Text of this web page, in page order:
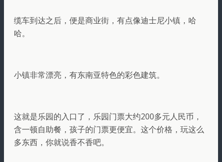
缆车到达之后，便是商业街，有点像迪士尼小镇，哈
哈。
小镇非常漂亮，有东南亚特色的彩色建筑。
这就是乐园的入口了，乐园门票大约200多元人民币，
含一顿自助餐，孩子的门票更便宜。这个价格，玩这么
多东西，你就说香不香吧。